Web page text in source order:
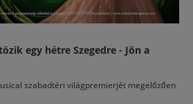
egy hétre Szegedre - Jön a
szabadtéri világpremierjét megelőzően